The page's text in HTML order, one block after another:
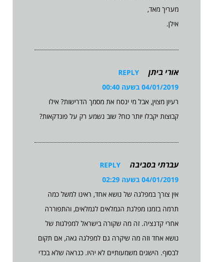
מעריך מאד,
אילן.
אורי ביתן
REPLY
04/01/2019 בשעה 00:40
רעיון מצוין, אבל מי ינסח את מסמך הדרישות? אילו
קבוצות יקבלו יותר כוח? שוב נשמע רק על פונדקאות?
עברתי בסביבה
REPLY
04/01/2019 בשעה 02:29
אין צורך במפלגה של נושא אחד, ראינו למשל כמה
תרמה בזמנו מפלגת הגמלאים לגמלאים, והתפוררה
אחרי קדנציה. זה מה שקורה בישראל למפלגות של
נושא אחד וזה מה שיקרה גם למפלגה גאה, אם תקום
לבסוף. הישגים משמעותיים לא יהיו. כנראה שלא בכדי